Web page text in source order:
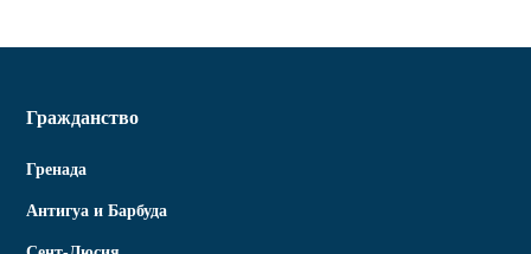
Гражданство
Гренада
Антигуа и Барбуда